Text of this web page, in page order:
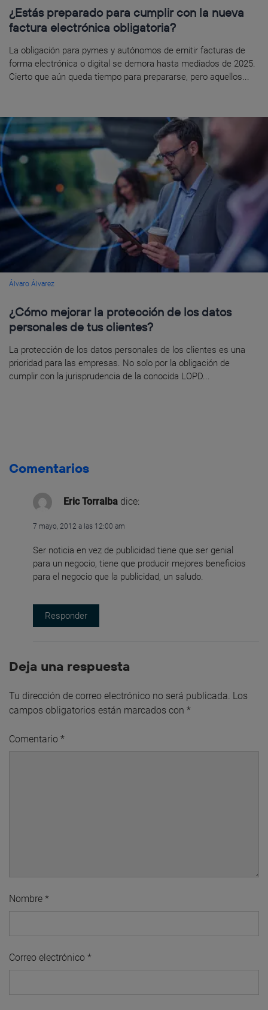
¿Estás preparado para cumplir con la nueva
factura electrónica obligatoria?
La obligación para pymes y autónomos de emitir facturas de
forma electrónica o digital se demora hasta mediados de 2025.
Cierto que aún queda tiempo para prepararse, pero aquellos...
Álvaro Álvarez
¿Cómo mejorar la protección de los datos
personales de tus clientes?
La protección de los datos personales de los clientes es una
prioridad para las empresas. No solo por la obligación de
cumplir con la jurisprudencia de la conocida LOPD...
Comentarios
Eric Torralba dice:
7 mayo, 2012 a las 12:00 am
Ser noticia en vez de publicidad tiene que ser genial
para un negocio, tiene que producir mejores beneficios
para el negocio que la publicidad, un saludo.
Responder
Deja una respuesta
Tu dirección de correo electrónico no será publicada. Los
campos obligatorios están marcados con *
Comentario *
Nombre *
Correo electrónico *